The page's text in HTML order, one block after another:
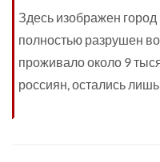
Здесь изображен
полностью разрушен
проживало около 9
россиян, остались